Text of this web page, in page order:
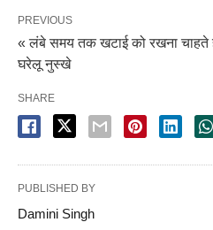
PREVIOUS
« लंबे समय तक खटाई को रखना चाहते
घरेलू नुस्खे
SHARE
PUBLISHED BY
Damini Singh